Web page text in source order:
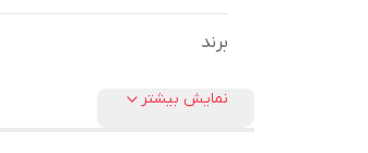
برند
نمایش بیشتر